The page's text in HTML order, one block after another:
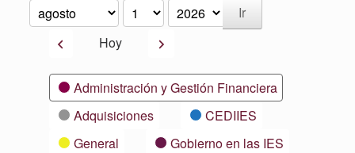
Mes
Día
Año
AnteriorHoy Siguiente
CategoríasAdministración y Gestión Financiera
Adquisiciones
CEDIIES
General
Gobierno en las IES